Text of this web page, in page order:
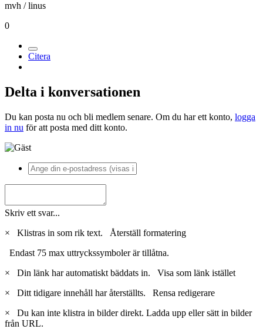
mvh / linus
0
Citera
Delta i konversationen
Du kan posta nu och bli medlem senare. Om du har ett konto, logga
in nu för att posta med ditt konto.
Skriv ett svar...
×
Klistras in som rik text. Återställ formatering
Endast 75 max uttryckssymboler är tillåtna.
×
Din länk har automatiskt bäddats in. Visa som länk istället
×
Ditt tidigare innehåll har återställts. Rensa redigerare
×
Du kan inte klistra in bilder direkt. Ladda upp eller sätt in bilder
från URL.